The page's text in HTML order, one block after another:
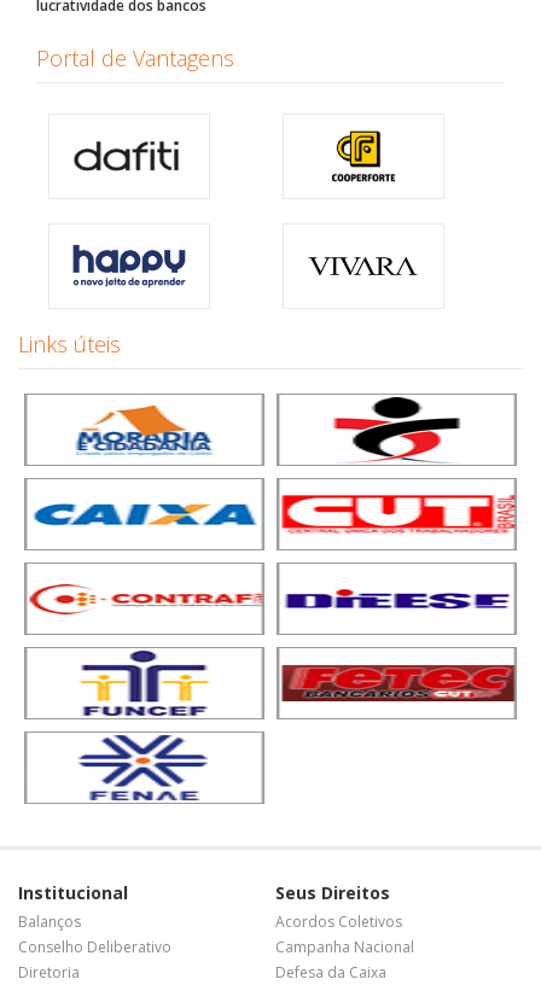
lucratividade dos bancos
Portal de Vantagens
Links úteis
Institucional
Balanços
Conselho Deliberativo
Diretoria
Seus Direitos
Acordos Coletivos
Campanha Nacional
Defesa da Caixa